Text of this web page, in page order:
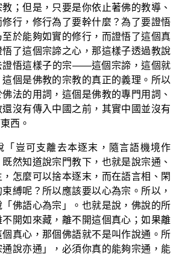
；但是，只要是你依止著佛的教導、
行，修行為了要幹什麼？為了要證悟
於能夠如實的修行，而證悟了這個真
了這個宗諦之心，那這樣子透過教說
證悟這樣子的宗——這個宗諦，這個就
個是佛教的宗教的真正的義理。所以
法的用詞，這個是佛教的專門用詞、
沒有傳入中國之前，其實中國並沒有
西。
「豈可支離去本逐末，隨言語機境作
然知道說宗門教下，也就是說宗通、
怎麼可以捨本逐末，而在語言相、閑
縛呢？所以應該要以心為宗。所以，
佛語心為宗」。也就是說，佛說的所
開如來藏，離不開這個真心；如果離
真心，那個佛語就不是叫作說通。所
說亦通」，必須你真的能夠宗通，能